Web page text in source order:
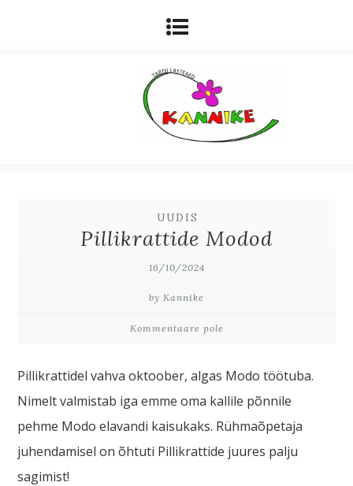
UUDIS
Pillikrattide Modod
16/10/2024
by Kannike
Kommentaare pole
Pillikrattidel vahva oktoober, algas Modo töötuba.
Nimelt valmistab iga emme oma kallile põnnile
pehme Modo elavandi kaisukaks. Rühmaõpetaja
juhendamisel on õhtuti Pillikrattide juures palju
sagimist!